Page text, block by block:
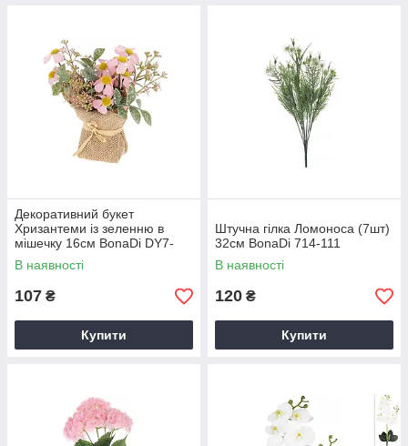
Декоративний букет
Хризантеми із зеленню в
мішечку 16см BonaDi DY7-
370
В наявності
107 ₴
Купити
Штучна гілка Ломоноса (7шт)
32см BonaDi 714-111
В наявності
120 ₴
Купити